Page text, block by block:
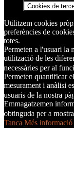
Cookies de
Utilitzem cookies
preferències de
totes.
Permeten a l'usuari la
utilització de les
necessàries per al
Permeten quantificar
mesurament i anàlisi
usuaris de la nostra
Emmagatzemen
obtinguda per a
Tanca Més informació